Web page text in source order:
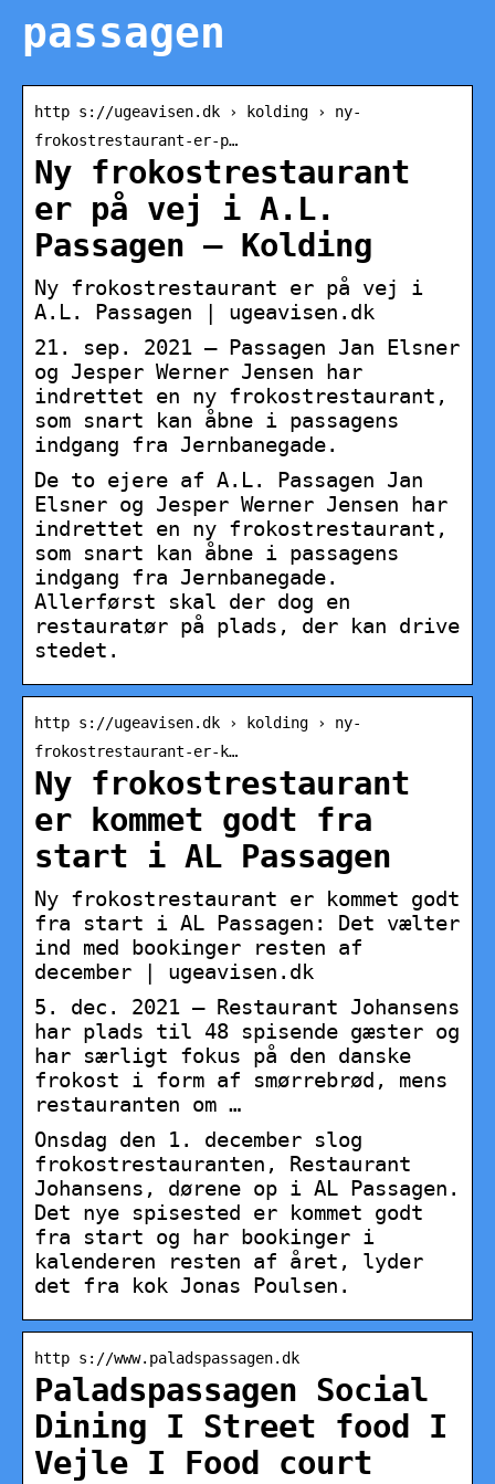
passagen
http s://ugeavisen.dk › kolding › ny-
frokostrestaurant-er-p…
Ny frokostrestaurant
er på vej i A.L.
Passagen – Kolding
Ny frokostrestaurant er på vej i
A.L. Passagen | ugeavisen.dk
21. sep. 2021 — Passagen Jan Elsner
og Jesper Werner Jensen har
indrettet en ny frokostrestaurant,
som snart kan åbne i passagens
indgang fra Jernbanegade.
De to ejere af A.L. Passagen Jan
Elsner og Jesper Werner Jensen har
indrettet en ny frokostrestaurant,
som snart kan åbne i passagens
indgang fra Jernbanegade.
Allerførst skal der dog en
restauratør på plads, der kan drive
stedet.
http s://ugeavisen.dk › kolding › ny-
frokostrestaurant-er-k…
Ny frokostrestaurant
er kommet godt fra
start i AL Passagen
Ny frokostrestaurant er kommet godt
fra start i AL Passagen: Det vælter
ind med bookinger resten af
december | ugeavisen.dk
5. dec. 2021 — Restaurant Johansens
har plads til 48 spisende gæster og
har særligt fokus på den danske
frokost i form af smørrebrød, mens
restauranten om …
Onsdag den 1. december slog
frokostrestauranten, Restaurant
Johansens, dørene op i AL Passagen.
Det nye spisested er kommet godt
fra start og har bookinger i
kalenderen resten af året, lyder
det fra kok Jonas Poulsen.
http s://www.paladspassagen.dk
Paladspassagen Social
Dining I Street food I
Vejle I Food court